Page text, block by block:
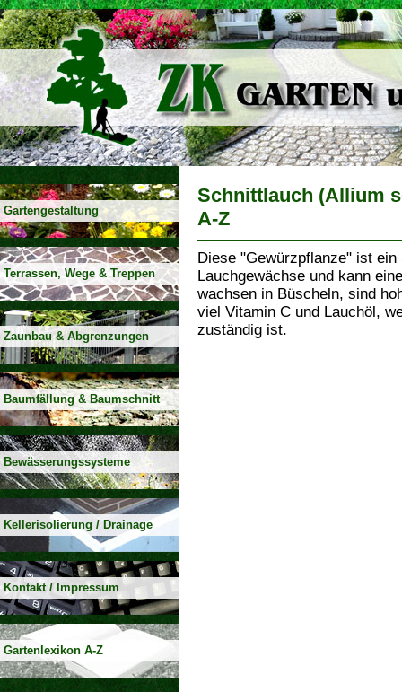
Gartengestaltung
Terrassen, Wege & Treppen
Zaunbau & Abgrenzungen
Baumfällung & Baumschnitt
Bewässerungssysteme
Kellerisolierung / Drainage
Kontakt / Impressum
Gartenlexikon A-Z
Schnittlauch (Allium
A-Z
Diese "Gewürzpflanze" ist
Lauchgewächse und kann
wachsen in Büscheln, sind
viel Vitamin C und Lauchöl,
zuständig ist.